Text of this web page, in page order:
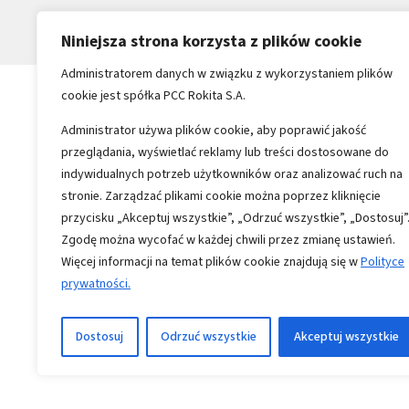
Niniejsza strona korzysta z plików cookie
Administratorem danych w związku z wykorzystaniem plików
cookie jest spółka PCC Rokita S.A.
Administrator używa plików cookie, aby poprawić jakość
przeglądania, wyświetlać reklamy lub treści dostosowane do
indywidualnych potrzeb użytkowników oraz analizować ruch na
stronie. Zarządzać plikami cookie można poprzez kliknięcie
przycisku „Akceptuj wszystkie”, „Odrzuć wszystkie”, „Dostosuj”.
Zgodę można wycofać w każdej chwili przez zmianę ustawień.
Więcej informacji na temat plików cookie znajdują się wPolityce
prywatności.
Dostosuj Odrzuć wszystkie Akceptuj wszystkie
Wszystkie prawa zastrzeżone